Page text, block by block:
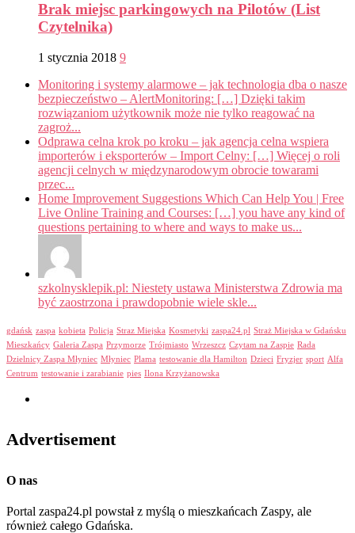
Brak miejsc parkingowych na Pilotów (List
Czytelnika)
1 stycznia 2018 9
Monitoring i systemy alarmowe – jak technologia dba o nasze
bezpieczeństwo – AlertMonitoring: […] Dzięki takim
rozwiązaniom użytkownik może nie tylko reagować na
zagroż...
Odprawa celna krok po kroku – jak agencja celna wspiera
importerów i eksporterów – Import Celny: […] Więcej o roli
agencji celnych w międzynarodowym obrocie towarami
przec...
Home Improvement Suggestions Which Can Help You | Free
Live Online Training and Courses: […] you have any kind of
questions pertaining to where and ways to make us...
szkolnysklepik.pl: Niestety ustawa Ministerstwa Zdrowia ma
być zaostrzona i prawdopobnie wiele skle...
gdańsk zaspa kobieta Policja Straz Miejska Kosmetyki zaspa24.pl Straż Miejska w Gdańsku
Mieszkańcy Galeria Zaspa Przymorze Trójmiasto Wrzeszcz Czytam na Zaspie Rada
Dzielnicy Zaspa Młyniec Młyniec Plama testowanie dla Hamilton Dzieci Fryzjer sport Alfa
Centrum testowanie i zarabianie pies Ilona Krzyżanowska
Advertisement
O nas
Portal zaspa24.pl powstał z myślą o mieszkańcach Zaspy, ale
również całego Gdańska.